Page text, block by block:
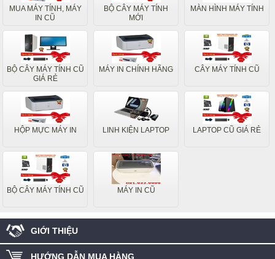
MUA MÁY TÍNH, MÁY
IN CŨ
BỘ CÂY MÁY TÍNH
MỚI
MÀN HÌNH MÁY TÍNH
BỘ CÂY MÁY TÍNH CŨ
GIÁ RẺ
MÁY IN CHÍNH HÃNG CÂY MÁY TÍNH CŨ
HỘP MỰC MÁY IN LINH KIỆN LAPTOP LAPTOP CŨ GIÁ RẺ
BỘ CÂY MÁY TÍNH CŨ MÁY IN CŨ
GIỚI THIỆU
HƯỚNG DẪN MUA HÀNG